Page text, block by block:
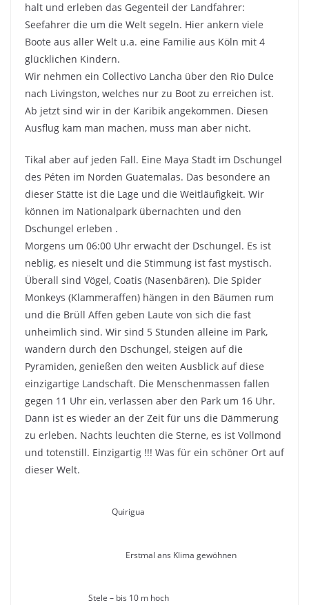
halt und erleben das Gegenteil der Landfahrer:
Seefahrer die um die Welt segeln. Hier ankern viele
Boote aus aller Welt u.a. eine Familie aus Köln mit 4
glücklichen Kindern.
Wir nehmen ein Collectivo Lancha über den Rio Dulce
nach Livingston, welches nur zu Boot zu erreichen ist.
Ab jetzt sind wir in der Karibik angekommen. Diesen
Ausflug kam man machen, muss man aber nicht.
Tikal aber auf jeden Fall. Eine Maya Stadt im Dschungel
des Péten im Norden Guatemalas. Das besondere an
dieser Stätte ist die Lage und die Weitläufigkeit. Wir
können im Nationalpark übernachten und den
Dschungel erleben .
Morgens um 06:00 Uhr erwacht der Dschungel. Es ist
neblig, es nieselt und die Stimmung ist fast mystisch.
Überall sind Vögel, Coatis (Nasenbären). Die Spider
Monkeys (Klammeraffen) hängen in den Bäumen rum
und die Brüll Affen geben Laute von sich die fast
unheimlich sind. Wir sind 5 Stunden alleine im Park,
wandern durch den Dschungel, steigen auf die
Pyramiden, genießen den weiten Ausblick auf diese
einzigartige Landschaft. Die Menschenmassen fallen
gegen 11 Uhr ein, verlassen aber den Park um 16 Uhr.
Dann ist es wieder an der Zeit für uns die Dämmerung
zu erleben. Nachts leuchten die Sterne, es ist Vollmond
und totenstill. Einzigartig !!! Was für ein schöner Ort auf
dieser Welt.
Quirigua
Erstmal ans Klima gewöhnen
Stele – bis 10 m hoch